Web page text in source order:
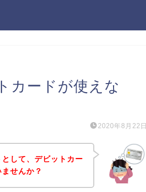
カードが使えな
2020年8月22日
して、デビットカー
せんか？